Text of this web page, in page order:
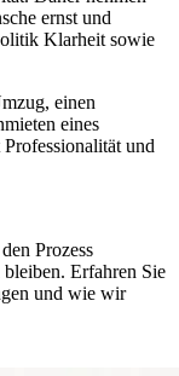
ernst und
Klarheit sowie
einen
eines
und
Prozess
Erfahren Sie
und wie wir